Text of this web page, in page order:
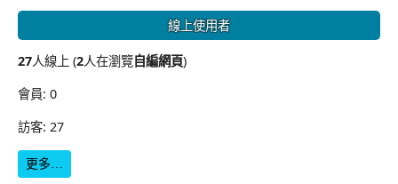
線上使用者
27人線上 (2人在瀏覽自編網頁)
會員: 0
訪客: 27
更多…